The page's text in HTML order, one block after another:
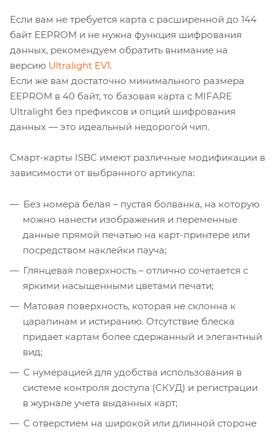
Если вам не требуется карта с расширенной до 144
байт EEPROM и не нужна функция шифрования
данных, рекомендуем обратить внимание на
версию Ultralight EV1.
Если же вам достаточно минимального размера
EEPROM в 40 байт, то базовая карта с MIFARE
Ultralight без префиксов и опций шифрования
данных — это идеальный недорогой чип.
Смарт-карты ISBC имеют различные модификации в
зависимости от выбранного артикула:
Без номера белая – пустая болванка, на которую
можно нанести изображения и переменные
данные прямой печатью на карт-принтере или
посредством наклейки пауча;
Глянцевая поверхность – отлично сочетается с
яркими насыщенными цветами печати;
Матовая поверхность, которая не склонна к
царапинам и истиранию. Отсутствие блеска
придает картам более сдержанный и элегантный
вид;
С нумерацией для удобства использования в
системе контроля доступа (СКУД) и регистрации
в журнале учета выданных карт;
С отверстием на широкой или длинной стороне